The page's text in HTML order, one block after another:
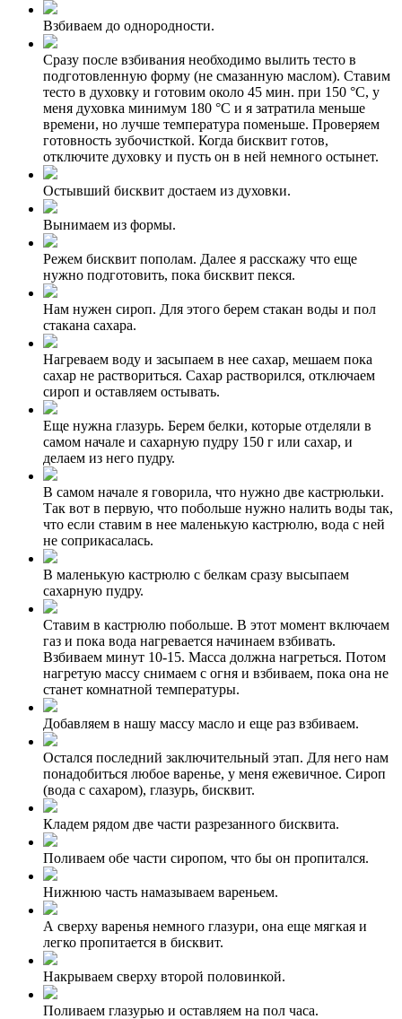
Взбиваем до однородности.
Сразу после взбивания необходимо вылить тесто в
подготовленную форму (не смазанную маслом). Ставим
тесто в духовку и готовим около 45 мин. при 150 °C, у
меня духовка минимум 180 °C и я затратила меньше
времени, но лучше температура поменьше. Проверяем
готовность зубочисткой. Когда бисквит готов,
отключите духовку и пусть он в ней немного остынет.
Остывший бисквит достаем из духовки.
Вынимаем из формы.
Режем бисквит пополам. Далее я расскажу что еще
нужно подготовить, пока бисквит пекся.
Нам нужен сироп. Для этого берем стакан воды и пол
стакана сахара.
Нагреваем воду и засыпаем в нее сахар, мешаем пока
сахар не раствориться. Сахар растворился, отключаем
сироп и оставляем остывать.
Еще нужна глазурь. Берем белки, которые отделяли в
самом начале и сахарную пудру 150 г или сахар, и
делаем из него пудру.
В самом начале я говорила, что нужно две кастрюльки.
Так вот в первую, что побольше нужно налить воды так,
что если ставим в нее маленькую кастрюлю, вода с ней
не соприкасалась.
В маленькую кастрюлю с белкам сразу высыпаем
сахарную пудру.
Ставим в кастрюлю побольше. В этот момент включаем
газ и пока вода нагревается начинаем взбивать.
Взбиваем минут 10-15. Масса должна нагреться. Потом
нагретую массу снимаем с огня и взбиваем, пока она не
станет комнатной температуры.
Добавляем в нашу массу масло и еще раз взбиваем.
Остался последний заключительный этап. Для него нам
понадобиться любое варенье, у меня ежевичное. Сироп
(вода с сахаром), глазурь, бисквит.
Кладем рядом две части разрезанного бисквита.
Поливаем обе части сиропом, что бы он пропитался.
Нижнюю часть намазываем вареньем.
А сверху варенья немного глазури, она еще мягкая и
легко пропитается в бисквит.
Накрываем сверху второй половинкой.
Поливаем глазурью и оставляем на пол часа.